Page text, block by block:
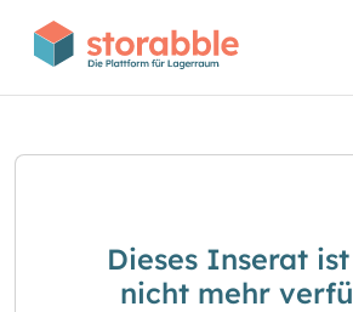
Dieses Inserat
nicht mehr